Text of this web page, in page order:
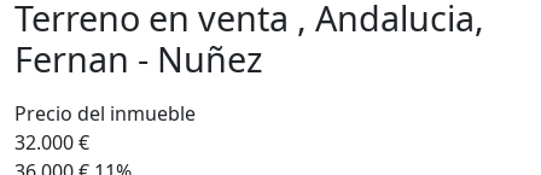
Terreno en venta , Andalucia,
Fernan - Nuñez
Precio del inmueble
32.000 €